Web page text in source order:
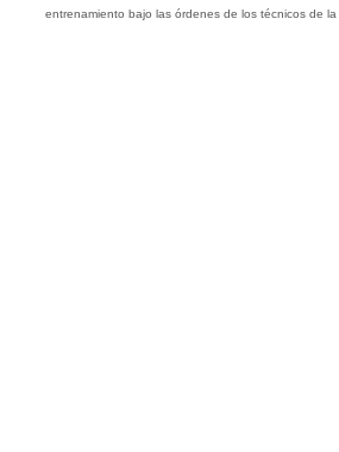
entrenamiento bajo las órdenes de los técnicos de la